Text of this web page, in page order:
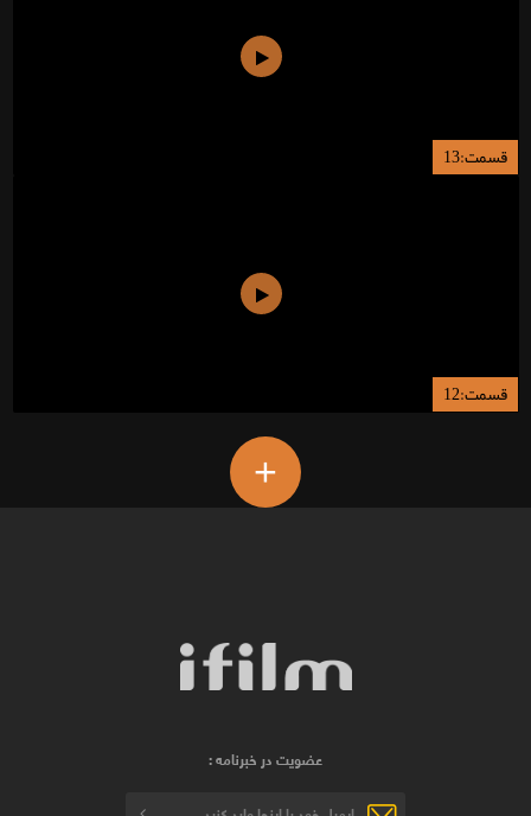
قسمت:13
قسمت:12
+
عضویت در خبرنامه :